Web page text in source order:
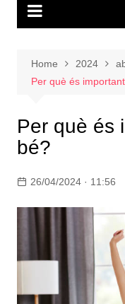
Home 2024
Per què és
Per què és
bé?
26/04/2024 · 11:56